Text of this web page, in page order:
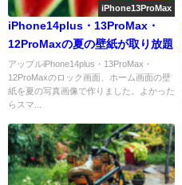
iPhone13ProMax
iPhone14plus・13ProMax・
12ProMaxの夏の壁紙が取り放題
アップルiPhone14plus・13ProMax・
12ProMaxのロック画面、ホーム画面の壁
紙を夏の写真画像で作りました。よかった
らスマ...